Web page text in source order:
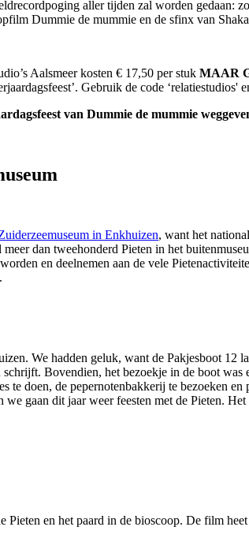
aller tijden zal worden gedaan:
Dummie de mummie en de sfinx van
Aalsmeer kosten € 17,50 per stuk MAAR
Gebruik de code
van Dummie de mummie
in Enkhuizen, want het
dan tweehonderd Pieten in het
en deelnemen aan de vele
We hadden geluk, want de Pakjesboot 12
Bovendien, het bezoekje in de boot
te doen, de pepernotenbakkerij te bezoeken
gaan dit jaar weer feesten met de Pieten.
Pieten en het paard in de bioscoop. De film heet